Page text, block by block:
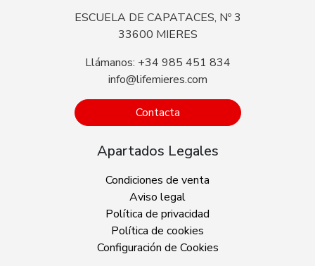
ESCUELA DE CAPATACES, Nº 3
33600 MIERES
Llámanos: +34 985 451 834
info@lifemieres.com
Contacta
Apartados Legales
Condiciones de venta
Aviso legal
Política de privacidad
Política de cookies
Configuración de Cookies